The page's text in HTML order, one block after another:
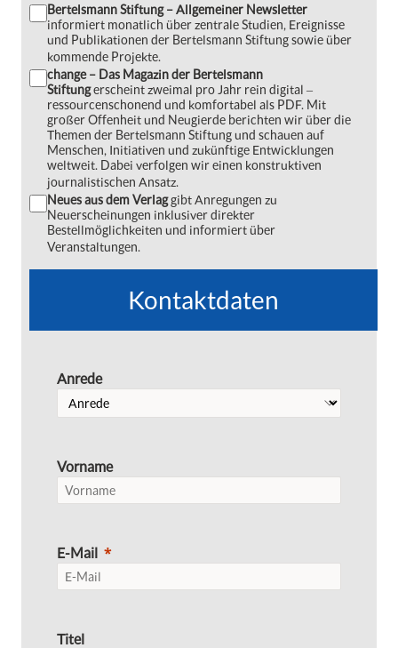
Bertelsmann Stiftung – Allgemeiner Newsletter
informiert monatlich über zentrale Studien, Ereignisse
und Publikationen der Bertelsmann Stiftung sowie über
kommende Projekte.
change – Das Magazin der Bertelsmann
Stiftungerscheint zweimal pro Jahr rein digital ‒
ressourcenschonend und komfortabel als PDF. Mit
großer Offenheit und Neugierde berichten wir über die
Themen der Bertelsmann Stiftung und schauen auf
Menschen, Initiativen und zukünftige Entwicklungen
weltweit. Dabei verfolgen wir einen konstruktiven
journalistischen Ansatz.
Neues aus dem Verlaggibt Anregungen zu
Neuerscheinungen inklusiver direkter
Bestellmöglichkeiten und informiert über
Veranstaltungen.
Kontaktdaten
Anrede
Vorname
E-Mail
Titel